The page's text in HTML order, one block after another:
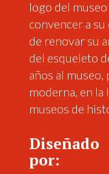
logo del
convencer a
de renovar su
del esqueleto
años al museo,
moderna, en la
museos de
Diseñado
por: